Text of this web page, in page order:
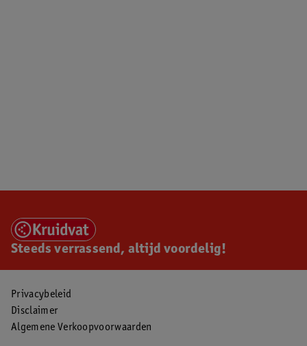
Steeds verrassend, altijd voordelig!
Privacybeleid
Disclaimer
Algemene Verkoopvoorwaarden